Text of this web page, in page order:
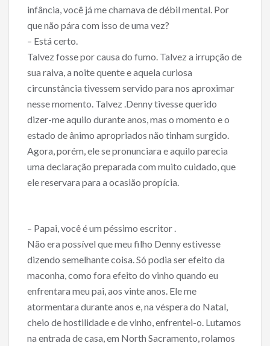
infância, você já me chamava de débil mental. Por
que não pára com isso de uma vez?
– Está certo.
Talvez fosse por causa do fumo. Talvez a irrupção de
sua raiva, a noite quente e aquela curiosa
circunstância ti­vessem servido para nos aproximar
nesse momento. Talvez .Denny tivesse querido
dizer-me aquilo durante anos, mas o momento e o
estado de ânimo apropriados não tinham surgido.
Agora, porém, ele se pronunciara e aquilo parecia
uma declaração preparada com muito cuidado, que
ele re­servara para a ocasião propícia.
– Papai, você é um péssimo escritor .
Não era possível que meu filho Denny estivesse
dizendo semelhante coisa. Só podia ser efeito da
maconha, como fora efeito do vinho quando eu
enfrentara meu pai, aos vinte anos. Ele me
atormentara durante anos e, na véspera do Natal,
cheio de hostilidade e de vinho, enfrentei-o. Lutamos
na entrada de casa, em North Sacramento, rolamos